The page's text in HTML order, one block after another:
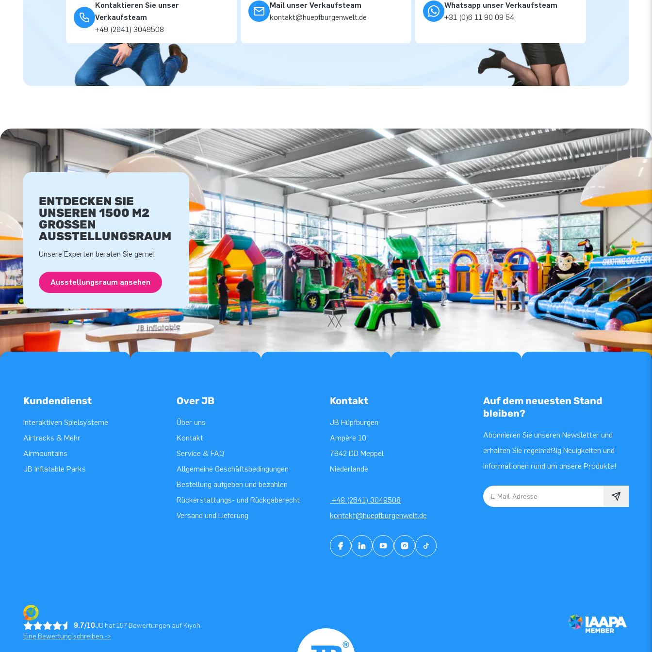
Kontaktieren Sie unser
Verkaufsteam
+49 (2641) 3049508
Mail unser Verkaufsteam
kontakt@huepfburgenwelt.de
Whatsapp unser Verkaufsteam
+31 (0)6 11 90 09 54
ENTDECKEN SIE
UNSEREN 1500 M2
GROSSEN A
USSTELLUNGSRAUM
Unsere Experten beraten Sie gerne!
Ausstellungsraum ansehen
Kundendienst
Interaktiven Spielsysteme
Airtracks & Mehr
Airmountains
JB Inflatable Parks
Over JB
Über uns
Kontakt
Service & FAQ
Allgemeine Geschäftsbedingungen
Bestellung aufgeben und bezahlen
Rückerstattungs- und Rückgaberecht
Versand und Lieferung
Kontakt
JB Hüpfburgen
Ampère 10
7942 DD Meppel
Niederlande
+49 (2641) 3049508
kontakt@huepfburgenwelt.de
Auf dem neuesten Stand
bleiben?
Abonnieren Sie unseren Newsletter und
erhalten Sie regelmäßig Neuigkeiten und
Informationen rund um unsere Produkte!
E-Mail-Adresse
9.7/10JB hat 157 Bewertungen auf Kiyoh
Eine Bewertung schreiben ->